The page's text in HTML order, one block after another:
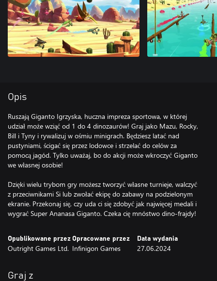
Opis
Ruszają Giganto Igrzyska, huczna impreza sportowa, w której
udział może wziąć od 1 do 4 dinozaurów! Graj jako Mazu, Rocky,
Bill i Tyny i rywalizuj w ośmiu minigrach. Będziesz latać nad
pustyniami, ścigać się przez lodowce i strzelać do celów za
pomocą jagód. Tylko uważaj, bo do akcji może wkroczyć Giganto
we własnej osobie!
Dzięki wielu trybom gry możesz tworzyć własne turnieje, walczyć
z przeciwnikami Si lub zwołać ekipę do zabawy na podzielonym
ekranie. Przekonaj się, czy uda ci się zdobyć jak najwięcej medali i
wygrać Super Ananasa Giganto. Czeka cię mnóstwo dino-frajdy!
Opublikowane przez
Outright Games Ltd.
Opracowane przez
Infinigon Games
Data wydania
27.06.2024
Graj z